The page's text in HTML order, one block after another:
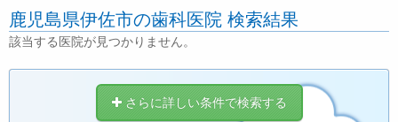
鹿児島県伊佐市の歯科医院 検索結果
該当する医院が見つかりません。
さらに詳しい条件で検索する